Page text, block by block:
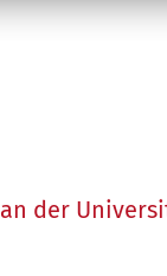
der